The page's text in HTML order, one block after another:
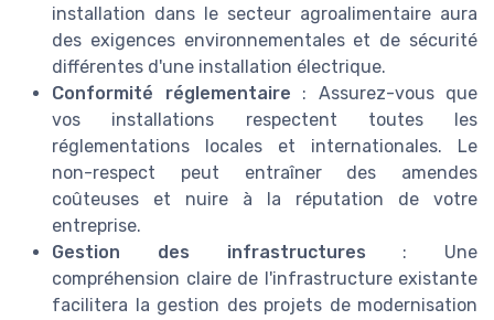
installation dans le secteur agroalimentaire aura
des exigences environnementales et de sécurité
différentes d'une installation électrique.
Conformité réglementaire : Assurez-vous que
vos installations respectent toutes les
réglementations locales et internationales. Le
non-respect peut entraîner des amendes
coûteuses et nuire à la réputation de votre
entreprise.
Gestion des infrastructures : Une
compréhension claire de l'infrastructure existante
facilitera la gestion des projets de modernisation